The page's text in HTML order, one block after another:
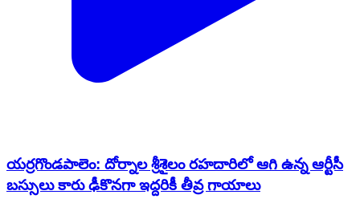
యర్రగొండపాలెం: దోర్నాల శ్రీశైలం రహదారిలో ఆగి ఉన్న ఆర్టీసీ
బస్సులు కారు ఢీకొనగా ఇద్దరికీ తీవ్ర గాయాలు